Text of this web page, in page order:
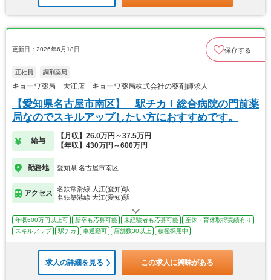
更新日：2026年6月18日 保存する
正社員 調剤薬局
キョーワ薬局 大江店 キョーワ薬局株式会社の薬剤師求人
【愛知県名古屋市南区】 駅チカ！総合病院の門前薬
局なのでスキルアップしたい方におすすめです。
給与
【月収】26.0万円～37.5万円
【年収】430万円～600万円
勤務地 愛知県 名古屋市南区
アクセス
名鉄常滑線 大江(愛知)駅
名鉄築港線 大江(愛知)駅
年収600万円以上可 新卒も応募可能 未経験者も応募可能
産休・育休取得実績有り
スキルアップ
駅チカ 車通勤可 店舗数30以上 積極採用中
求人の詳細を見る この求人に興味がある